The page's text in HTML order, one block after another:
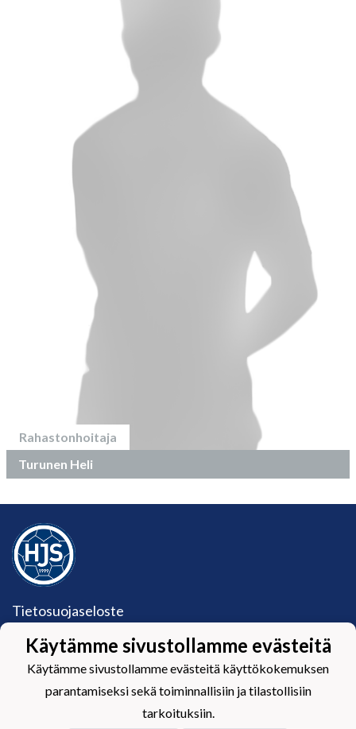
Rahastonhoitaja
Turunen Heli
Tietosuojaseloste
Hämeenlinnan Jalkapalloseura Ry (HJS ry)
Härkätie 17, 13600 Hämeenlinna
Y-tunnus: 1582099-2
toimisto@hjs.fi / 045 120 5771
Toimiston aukioloajat:
Ma: suljettu
Käytämme sivustollamme evästeitä
Käytämme sivustollamme evästeitä käyttökokemuksen
parantamiseksi sekä toiminnallisiin ja tilastollisiin
tarkoituksiin.